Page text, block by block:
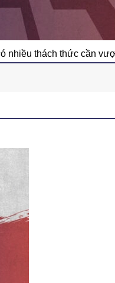
nhiều thách thức cần